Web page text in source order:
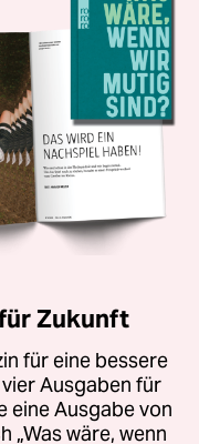
Zukunft
für eine bessere
Ausgaben für
eine Ausgabe von
„Was wäre, wenn